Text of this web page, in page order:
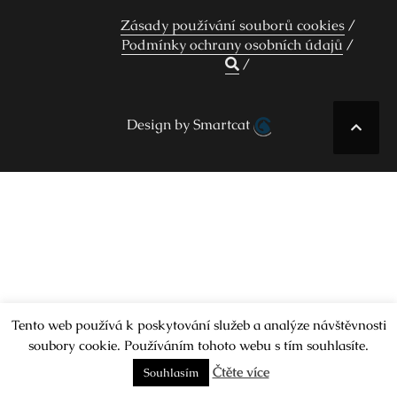
Zásady používání souborů cookies
Podmínky ochrany osobních údajů
Design by Smartcat
Tento web používá k poskytování služeb a analýze návštěvnosti
soubory cookie. Používáním tohoto webu s tím souhlasíte.
Souhlasím Čtěte více